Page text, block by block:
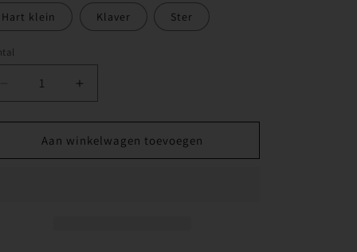
Hart klein Klaver Ster
Aantal
verlagen
voor
Blauw
Aantal
verhogen
voor
Ella
Blauw
Aan winkelwagen toevoegen